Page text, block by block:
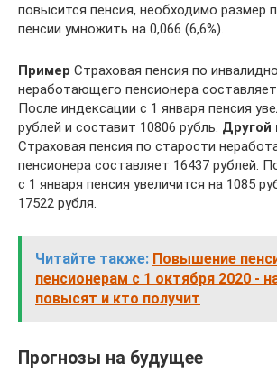
повысится пенсия, необходимо размер
пенсии умножить на 0,066 (6,6%).
Пример Страховая пенсия по
неработающего пенсионера составляет
После индексации с 1 января пенсия
рублей и составит 10806 рубль. Другой
Страховая пенсия по старости
пенсионера составляет 16437 рублей.
с 1 января пенсия увеличится на 1085
17522 рубля.
Читайте также: Повышение
пенсионерам с 1 октября 2020 -
повысят и кто получит
Прогнозы на будущее